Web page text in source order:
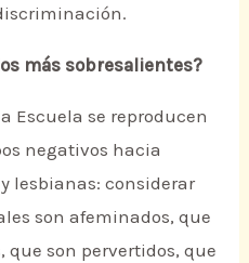
más sobresalientes?
Escuela se reproducen
negativos hacia
lesbianas: considerar
son afeminados, que
que son pervertidos, que